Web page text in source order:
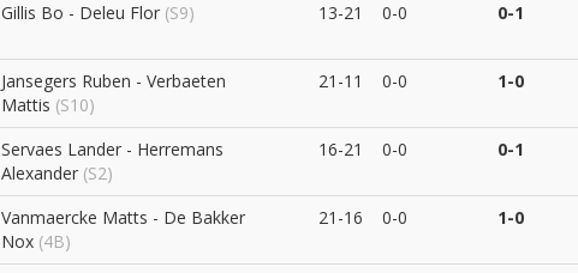
Gillis Bo - Deleu Flor (S9) 13-21 0-0 0-1
Jansegers Ruben - Verbaeten
Mattis (S10)
21-11 0-0 1-0
Servaes Lander - Herremans
Alexander (S2)
16-21 0-0 0-1
Vanmaercke Matts - De Bakker
Nox (4B)
21-16 0-0 1-0